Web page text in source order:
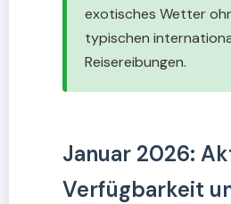
exotisches Wetter
typischen
Reisereibungen.
Januar 2026:
Verfügbarkeit